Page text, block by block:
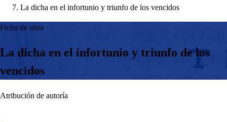
La dicha en el infortunio y triunfo de los vencidos
Ficha de obra
La dicha en el infortunio y triunfo de los
vencidos
Atribución de autoría